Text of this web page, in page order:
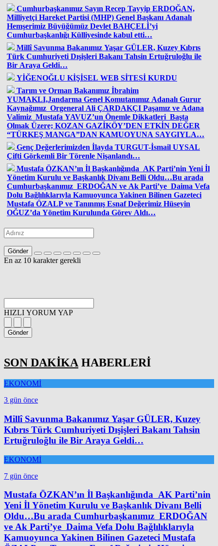
Cumhurbaşkanımız Sayın Recep Tayyip ERDOĞAN,
Milliyetçi Hareket Partisi (MHP) Genel Başkanı Adanalı
Hemşerimiz Büyüğümüz Devlet BAHÇELİ’yi
Cumhurbaşkanlığı Külliyesinde kabul etti…
Millî Savunma Bakanımız Yaşar GÜLER, Kuzey Kıbrıs
Türk Cumhuriyeti Dışişleri Bakanı Tahsin Ertuğruloğlu ile
Bir Araya Geldi…
YİĞENOĞLU KİŞİSEL WEB SİTESİ KURDU
Tarım ve Orman Bakanımız İbrahim
YUMAKLI,Jandarma Genel Komutanımız Adanalı Gurur
Kaynağımız Orgeneral Ali ÇARDAKÇI Paşamız ve Adana
Valimiz Mustafa YAVUZ’un Önemle Dikkatleri Başta
Olmak Üzere; KOZAN GAZİKÖY’DEN ETKİN DEĞER
“TÜRKEŞ MANGA”DAN KAMUOYUNA SAYGIYLA…
Genç Değerlerimizden İlayda TURGUT-İsmail UYSAL
Çifti Görkemli Bir Törenle Nişanlandı…
Mustafa ÖZKAN’ın İl Başkanlığında AK Parti’nin Yeni İl
Yönetim Kurulu ve Başkanlık Divanı Belli Oldu…Bu arada
Cumhurbaşkanımız ERDOĞAN ve Ak Parti’ye Daima Vefa
Dolu Bağlılıklarıyla Kamuoyunca Yakinen Bilinen Gazeteci
Mustafa ÖZALP ve Tanınmış Esnaf Değerimiz Hüseyin
OĞUZ’da Yönetim Kurulunda Görev Aldı…
Gönder
En az 10 karakter gerekli
HIZLI YORUM YAP
Gönder
SON DAKİKA HABERLERİ
EKONOMİ
3 gün önce
Millî Savunma Bakanımız Yaşar GÜLER, Kuzey
Kıbrıs Türk Cumhuriyeti Dışişleri Bakanı Tahsin
Ertuğruloğlu ile Bir Araya Geldi…
EKONOMİ
7 gün önce
Mustafa ÖZKAN’ın İl Başkanlığında AK Parti’nin
Yeni İl Yönetim Kurulu ve Başkanlık Divanı Belli
Oldu…Bu arada Cumhurbaşkanımız ERDOĞAN
ve Ak Parti’ye Daima Vefa Dolu Bağlılıklarıyla
Kamuoyunca Yakinen Bilinen Gazeteci Mustafa